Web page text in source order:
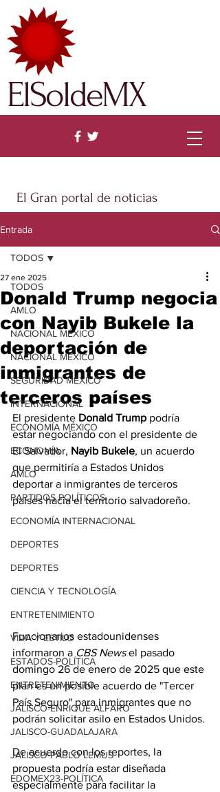
El Gran portal de noticias
ElSoldeMX
Entrada
TODOS
AMLO
NACIONAL MÉXICO
NACIONAL MÉXICO
SEGURIDAD MÉXICO
INTERNACIONAL
ECONOMÍA MÉXICO
ECONOMÍA
AMLO
PARTIDOS POLÍTICOS
ECONOMÍA INTERNACIONAL
DEPORTES
DEPORTES
CIENCIA Y TECNOLOGÍA
ENTRETENIMIENTO
VIDA Y ESTILO
ESTADOS-POLÍTICA
ENTRETENIMIENTO
JALISCO-ENRIQUE ALFARO
JALISCO-GUADALAJARA
JALISCO-PABLO LEMUS
EDOMEX23-POLÍTICA
TODOS
Donald Trump negocia
con Nayib Bukele la
deportación de
inmigrantes de
terceros países
27 ene 2025
El presidente Donald Trump podría
estar negociando con el presidente de
El Salvador, Nayib Bukele, un acuerdo
que permitiría a Estados Unidos
deportar a inmigrantes de terceros
países hacia el territorio salvadoreño.
Funcionarios estadounidenses
informaron a CBS News el pasado
domingo 26 de enero de 2025 que este
plan es un posible acuerdo de "Tercer
País Seguro" para inmigrantes que no
podrán solicitar asilo en Estados Unidos.
De acuerdo con los reportes, la
propuesta podría estar diseñada
especialmente para facilitar la